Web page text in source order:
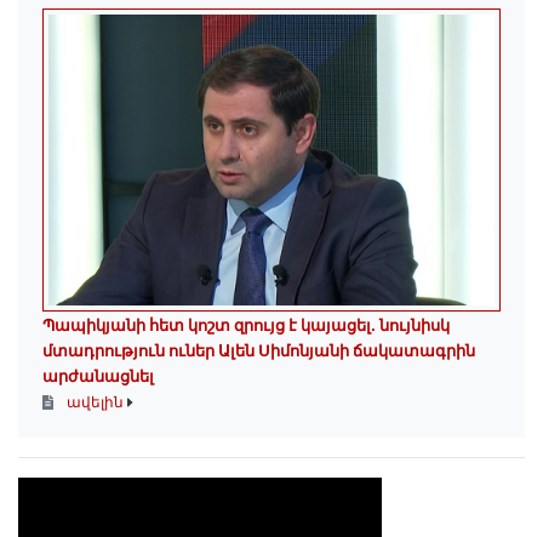
Պապիկյանի հետ կոշտ զրույց է կայացել. նույնիսկ
մտադրություն ուներ Ալեն Սիմոնյանի ճակատագրին
արժանացնել
ավելին